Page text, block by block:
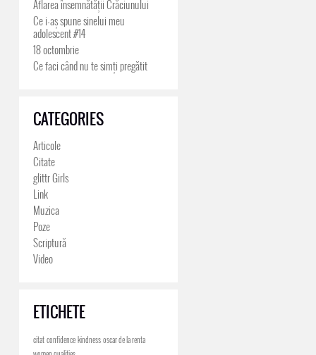
Aflarea însemnătății Crăciunului
Ce i-aș spune sinelui meu
adolescent #14
18 octombrie
Ce faci când nu te simți pregătit
CATEGORIES
Articole
Citate
glittr Girls
Link
Muzica
Poze
Scriptură
Video
ETICHETE
citat confidence kindness oscar de la renta